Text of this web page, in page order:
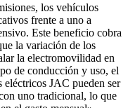
los vehículos
frente a uno a
Este beneficio cobra
la variación de los
la electromovilidad en
de conducción y uso, el
JAC pueden ser
uno tradicional, lo que